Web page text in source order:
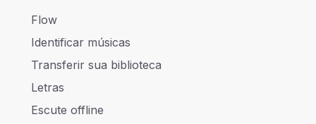
Flow
Identificar músicas
Transferir sua biblioteca
Letras
Escute offline